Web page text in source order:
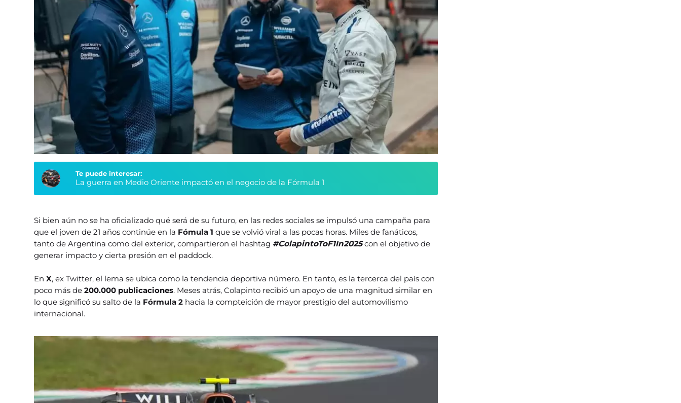
Te puede interesar:
La guerra en Medio Oriente impactó en el negocio de la Fórmula 1
Si bien aún no se ha oficializado qué será de su futuro, en las redes sociales se impulsó una campaña para
que el joven de 21 años continúe en la Fómula 1 que se volvió viral a las pocas horas. Miles de fanáticos,
tanto de Argentina como del exterior, compartieron el hashtag #ColapintoToF1In2025con el objetivo de
generar impacto y cierta presión en el paddock.
EnX, ex Twitter, el lema se ubica como la tendencia deportiva número. En tanto, es la tercerca del país con
poco más de200.000 publicaciones. Meses atrás, Colapinto recibió un apoyo de una magnitud similar en
lo que significó su salto de la Fórmula 2 hacia la compteición de mayor prestigio del automovilismo
internacional.